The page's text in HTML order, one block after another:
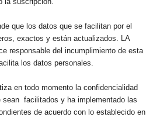
que los datos que se facilitan por el
exactos y están actualizados. LA
responsable del incumplimiento de esta
los datos personales.
en todo momento la confidencialidad
sean facilitados y ha implementado las
de acuerdo con lo establecido en